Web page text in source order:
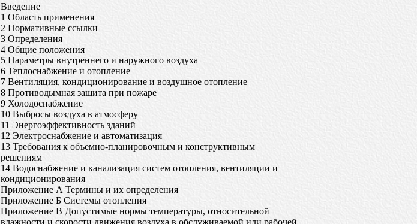
Введение
1 Область применения
2 Нормативные ссылки
3 Определения
4 Общие положения
5 Параметры внутреннего и наружного воздуха
6 Теплоснабжение и отопление
7 Вентиляция, кондиционирование и воздушное отопление
8 Противодымная защита при пожаре
9 Холодоснабжение
10 Выбросы воздуха в атмосферу
11 Энергоэффективность зданий
12 Электроснабжение и автоматизация
13 Требования к объемно-планировочным и конструктивным
решениям
14 Водоснабжение и канализация систем отопления, вентиляции и
кондиционирования
Приложение А Термины и их определения
Приложение Б Системы отопления
Приложение В Допустимые нормы температуры, относительной
влажности и скорости движения воздуха в обслуживаемой или рабочей